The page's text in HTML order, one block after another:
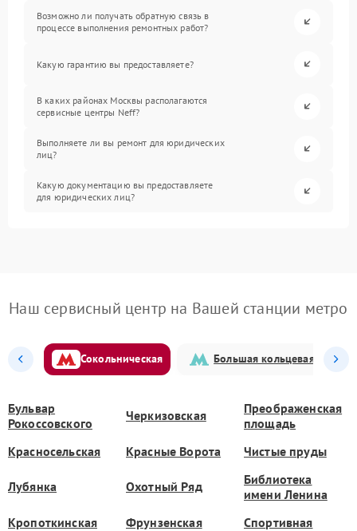
Возможно ли получать обратную связь в
процессе выполнения ремонтных работ?
Какую гарантию вы предоставляете?
В каких районах Москвы располагаются
сервисные центры Neff?
Выполняете ли вы ремонт для юридических
лиц?
Какую документацию вы предоставляете
для юридических лиц?
Наш сервисный центр на Вашей станции метро
Сокольническая Большая кольцевая
Бульвар
Рокоссовского
Черкизовская
Преображенская
площадь
Красносельская
Красные Ворота Чистые пруды
Лубянка Охотный Ряд
Библиотека
имени Ленина
Кропоткинская
Фрунзенская Спортивная